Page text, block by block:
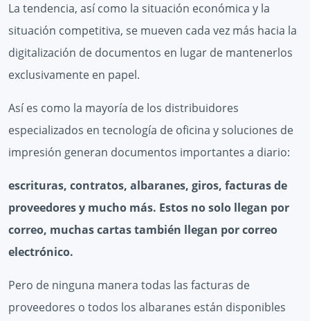
La tendencia, así como la situación económica y la
situación competitiva, se mueven cada vez más hacia la
digitalización de documentos en lugar de mantenerlos
exclusivamente en papel.
Así es como la mayoría de los distribuidores
especializados en tecnología de oficina y soluciones de
impresión generan documentos importantes a diario:
escrituras, contratos, albaranes, giros, facturas de
proveedores y mucho más. Estos no solo llegan por
correo, muchas cartas también llegan por correo
electrónico.
Pero de ninguna manera todas las facturas de
proveedores o todos los albaranes están disponibles